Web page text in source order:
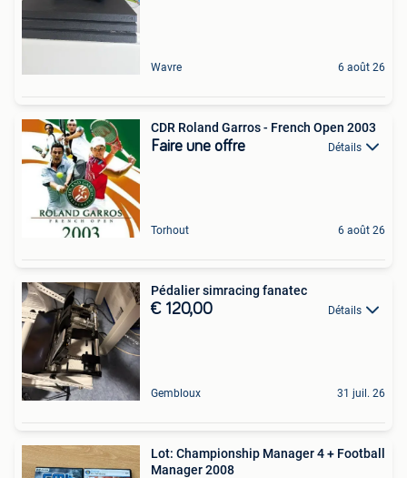
Wavre 6 août 26
CDR Roland Garros - French Open 2003
Faire une offre Détails
Torhout 6 août 26
Pédalier simracing fanatec
€ 120,00 Détails
Gembloux 31 juil. 26
Lot: Championship Manager 4 + Football
Manager 2008